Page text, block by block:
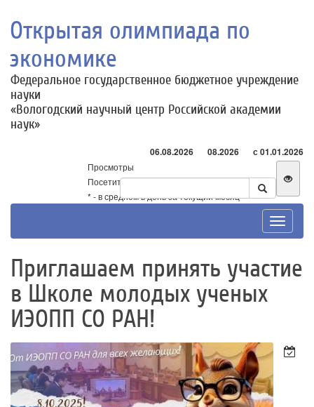
Открытая олимпиада по
экономике
Федеральное государственное бюджетное учреждение
науки
«Вологодский научный центр Российской академии
наук»
06.08.2026 08.2026 с 01.01.2026
Просмотры
Посетители
* - в среднем в день за текущий месяц
Toggle
Приглашаем принять участие
в Школе молодых ученых
ИЭОПП СО РАН!